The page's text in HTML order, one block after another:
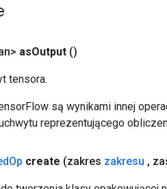
asOutput ()
tensora.
są wynikami innej
reprezentującego
Op create (zakres zakresu ,